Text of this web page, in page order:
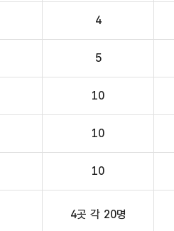
4
5
10
10
10
4곳 각 20명